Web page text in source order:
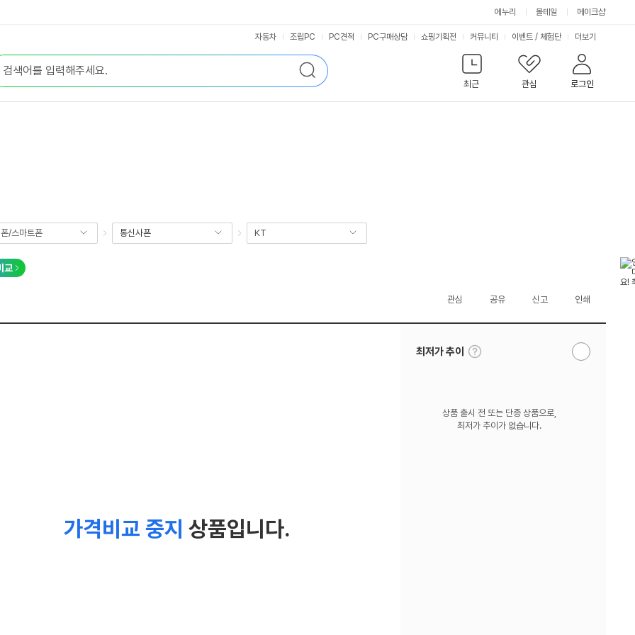
에누리 몰테일 메이크샵
검
색
최근
관심 로그인
자동차 조립PC PC견적 PC구매상담 쇼핑기획전 커뮤니티 이벤트 / 체험단 서
비
스
더보기
/스마트폰 통신사폰 KT
교
관심 공유 신고 인쇄
가격비교 중지 상품입니다.
최저가 추이
툴
팁
알
상품 출시 전 또는 단종 상품으로,
최저가 추이가 없습니다.